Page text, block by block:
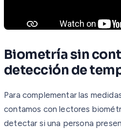
Biometría sin
detección de
Para complementar las
contamos con lectores
detectar si una persona